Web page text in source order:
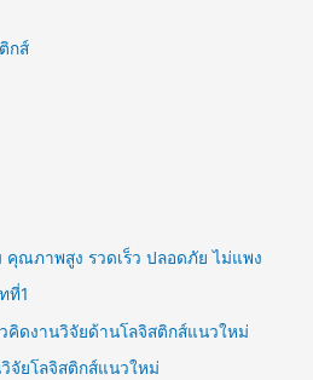
กส์
คุณภาพสูง รวดเร็ว ปลอดภัย ไม่แพง
ที่1
คิดงานวิจัยด้านโลจิสติกส์แนวใหม่
จัยโลจิสติกส์แนวใหม่